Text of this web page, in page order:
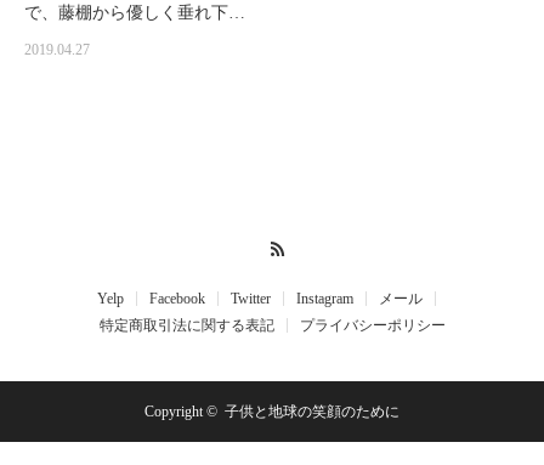
で、藤棚から優しく垂れ下…
2019.04.27
Yelp Facebook Twitter Instagram
メール
特定商取引法に関する表記
プライバシーポリシー
Copyright © 子供と地球の笑顔のために